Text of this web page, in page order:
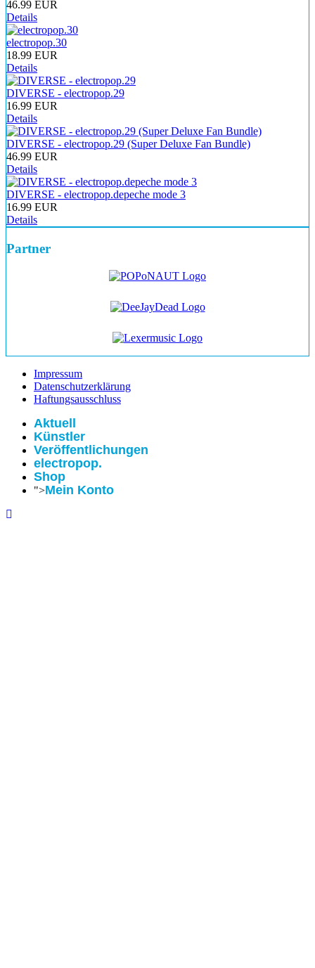
46.99 EUR
Details
electropop.30
18.99 EUR
Details
DIVERSE - electropop.29
16.99 EUR
Details
DIVERSE - electropop.29 (Super Deluxe Fan Bundle)
46.99 EUR
Details
DIVERSE - electropop.depeche mode 3
16.99 EUR
Details
Partner
Impressum
Datenschutzerklärung
Haftungsausschluss
Aktuell
Künstler
Veröffentlichungen
electropop.
Shop
">Mein Konto